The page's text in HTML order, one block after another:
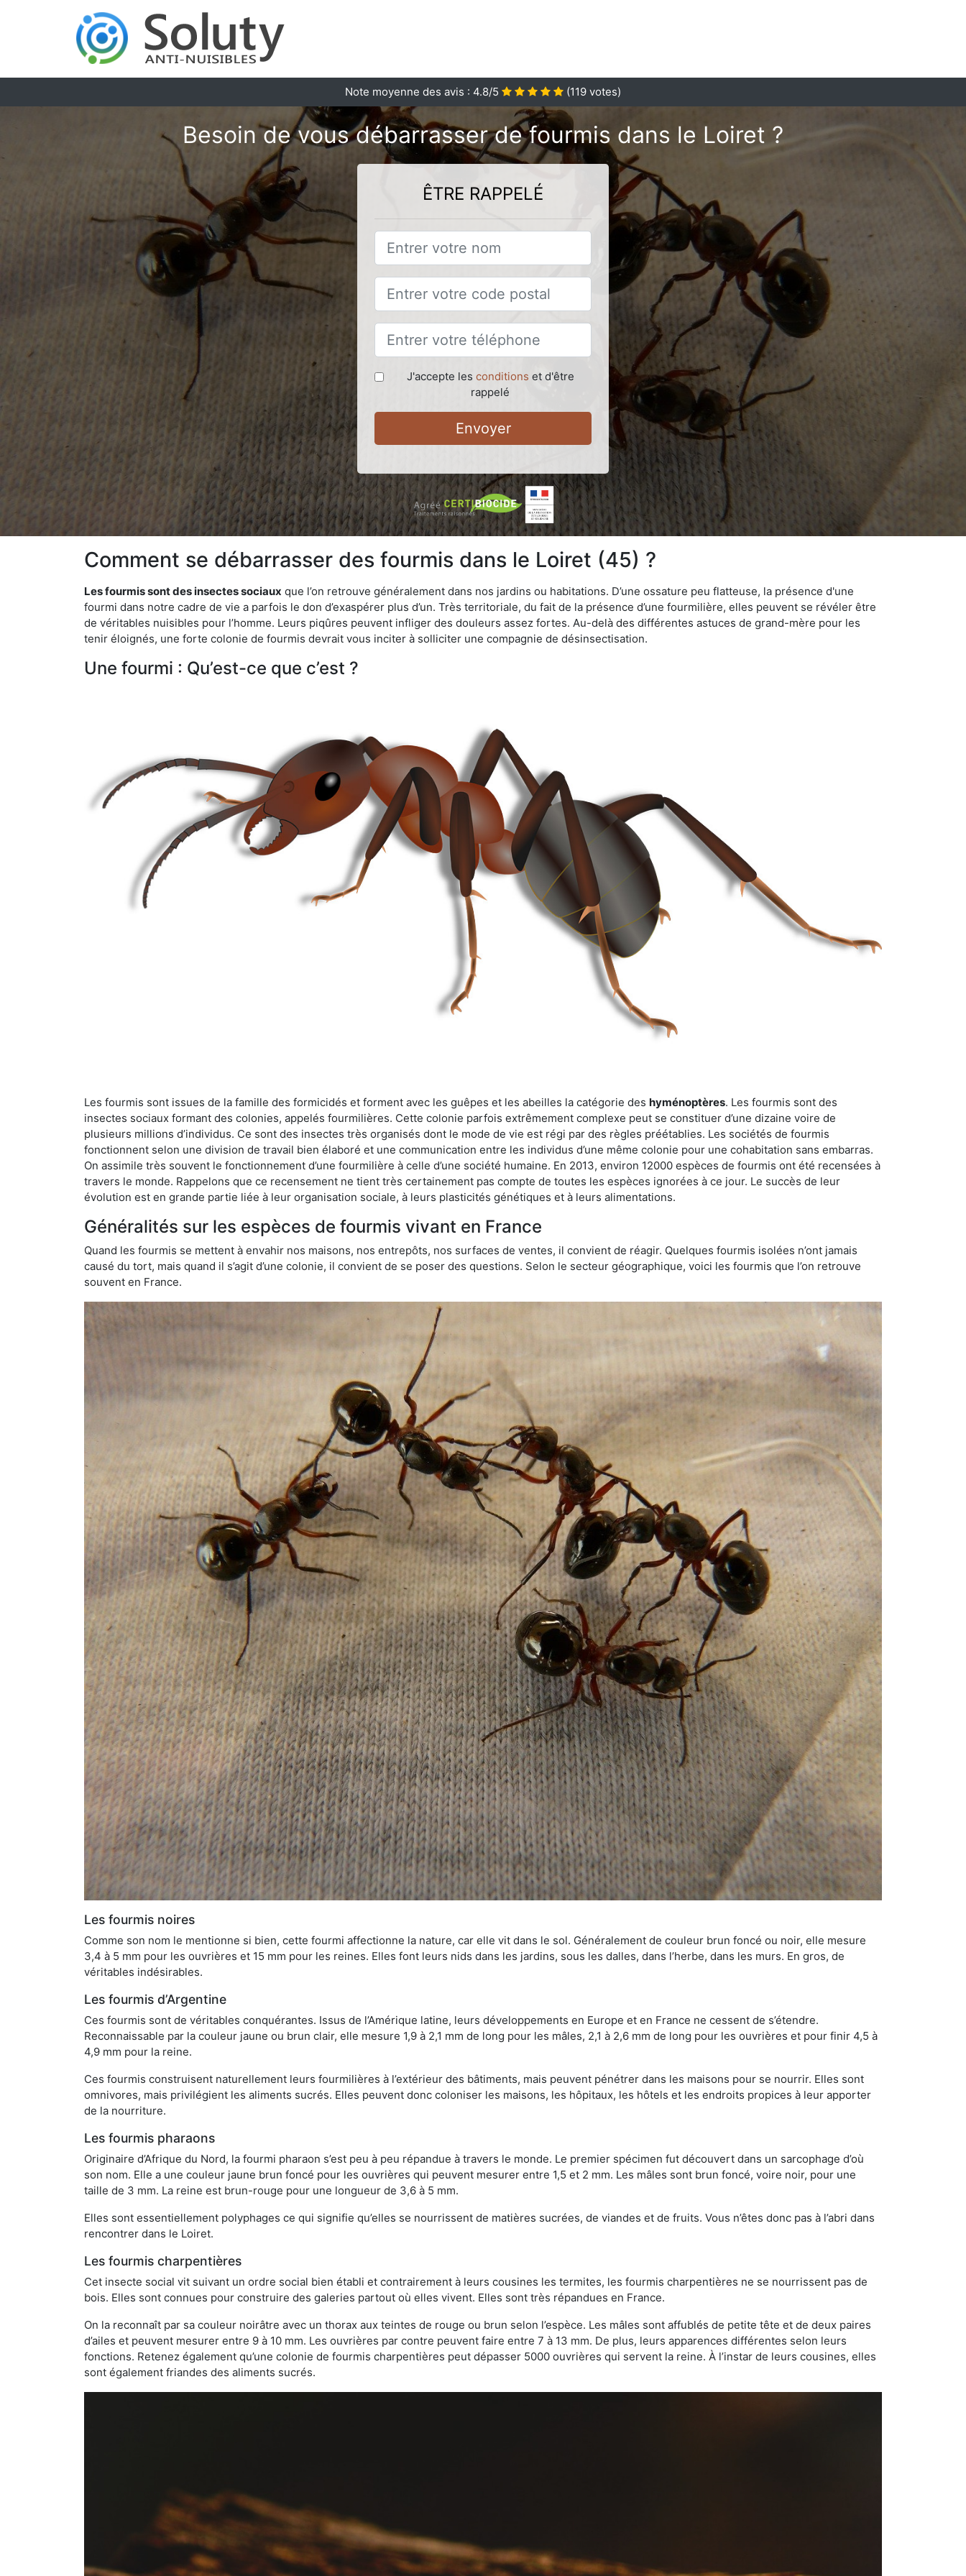
Note moyenne des avis : 4.8/5 (119 votes)
Besoin de vous débarrasser de fourmis dans le Loiret ?
ÊTRE RAPPELÉ
J'accepte les conditions et d'être
rappelé
Envoyer
Comment se débarrasser des fourmis dans le Loiret (45) ?
Les fourmis sont des insectes sociaux que l’on retrouve généralement dans nos jardins ou habitations. D’une ossature peu flatteuse, la présence d'une
fourmi dans notre cadre de vie a parfois le don d’exaspérer plus d’un. Très territoriale, du fait de la présence d’une fourmilière, elles peuvent se révéler être
de véritables nuisibles pour l’homme. Leurs piqûres peuvent infliger des douleurs assez fortes. Au-delà des différentes astuces de grand-mère pour les
tenir éloignés, une forte colonie de fourmis devrait vous inciter à solliciter une compagnie de désinsectisation.
Une fourmi : Qu’est-ce que c’est ?
Les fourmis sont issues de la famille des formicidés et forment avec les guêpes et les abeilles la catégorie des hyménoptères. Les fourmis sont des
insectes sociaux formant des colonies, appelés fourmilières. Cette colonie parfois extrêmement complexe peut se constituer d’une dizaine voire de
plusieurs millions d’individus. Ce sont des insectes très organisés dont le mode de vie est régi par des règles préétablies. Les sociétés de fourmis
fonctionnent selon une division de travail bien élaboré et une communication entre les individus d’une même colonie pour une cohabitation sans embarras.
On assimile très souvent le fonctionnement d’une fourmilière à celle d’une société humaine. En 2013, environ 12000 espèces de fourmis ont été recensées à
travers le monde. Rappelons que ce recensement ne tient très certainement pas compte de toutes les espèces ignorées à ce jour. Le succès de leur
évolution est en grande partie liée à leur organisation sociale, à leurs plasticités génétiques et à leurs alimentations.
Généralités sur les espèces de fourmis vivant en France
Quand les fourmis se mettent à envahir nos maisons, nos entrepôts, nos surfaces de ventes, il convient de réagir. Quelques fourmis isolées n’ont jamais
causé du tort, mais quand il s’agit d’une colonie, il convient de se poser des questions. Selon le secteur géographique, voici les fourmis que l’on retrouve
souvent en France.
Les fourmis noires
Comme son nom le mentionne si bien, cette fourmi affectionne la nature, car elle vit dans le sol. Généralement de couleur brun foncé ou noir, elle mesure
3,4 à 5 mm pour les ouvrières et 15 mm pour les reines. Elles font leurs nids dans les jardins, sous les dalles, dans l’herbe, dans les murs. En gros, de
véritables indésirables.
Les fourmis d’Argentine
Ces fourmis sont de véritables conquérantes. Issus de l’Amérique latine, leurs développements en Europe et en France ne cessent de s’étendre.
Reconnaissable par la couleur jaune ou brun clair, elle mesure 1,9 à 2,1 mm de long pour les mâles, 2,1 à 2,6 mm de long pour les ouvrières et pour finir 4,5 à
4,9 mm pour la reine.
Ces fourmis construisent naturellement leurs fourmilières à l’extérieur des bâtiments, mais peuvent pénétrer dans les maisons pour se nourrir. Elles sont
omnivores, mais privilégient les aliments sucrés. Elles peuvent donc coloniser les maisons, les hôpitaux, les hôtels et les endroits propices à leur apporter
de la nourriture.
Les fourmis pharaons
Originaire d’Afrique du Nord, la fourmi pharaon s’est peu à peu répandue à travers le monde. Le premier spécimen fut découvert dans un sarcophage d’où
son nom. Elle a une couleur jaune brun foncé pour les ouvrières qui peuvent mesurer entre 1,5 et 2 mm. Les mâles sont brun foncé, voire noir, pour une
taille de 3 mm. La reine est brun-rouge pour une longueur de 3,6 à 5 mm.
Elles sont essentiellement polyphages ce qui signifie qu’elles se nourrissent de matières sucrées, de viandes et de fruits. Vous n’êtes donc pas à l’abri dans
rencontrer dans le Loiret.
Les fourmis charpentières
Cet insecte social vit suivant un ordre social bien établi et contrairement à leurs cousines les termites, les fourmis charpentières ne se nourrissent pas de
bois. Elles sont connues pour construire des galeries partout où elles vivent. Elles sont très répandues en France.
On la reconnaît par sa couleur noirâtre avec un thorax aux teintes de rouge ou brun selon l’espèce. Les mâles sont affublés de petite tête et de deux paires
d’ailes et peuvent mesurer entre 9 à 10 mm. Les ouvrières par contre peuvent faire entre 7 à 13 mm. De plus, leurs apparences différentes selon leurs
fonctions. Retenez également qu’une colonie de fourmis charpentières peut dépasser 5000 ouvrières qui servent la reine. À l’instar de leurs cousines, elles
sont également friandes des aliments sucrés.